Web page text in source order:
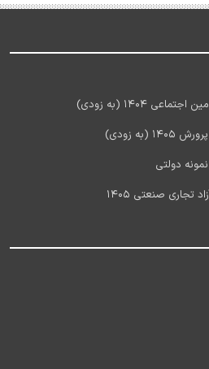
1404 (به زودی)
زودی)
دولتی
صنعتی 1405